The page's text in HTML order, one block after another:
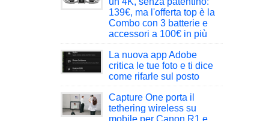
139€, ma l'offerta top è la
Combo con 3 batterie e
accessori a 100€ in più
La nuova app Adobe
critica le tue foto e ti dice
come rifarle sul posto
Capture One porta il
tethering wireless su
mobile per Canon R1 e